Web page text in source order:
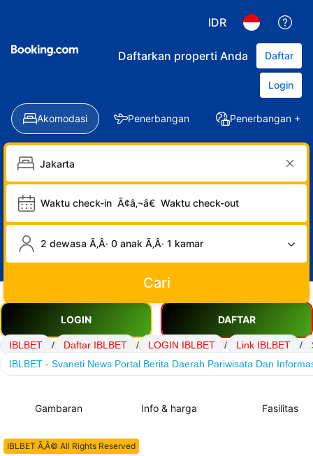
IDR
Daftarkan properti Anda Daftar
Login
Akomodasi Penerbangan Penerbangan +
Waktu check-in Ã¢â‚¬â€ Waktu check-out
2 dewasa Ã‚Â· 0 anak Ã‚Â· 1 kamar
Cari
LOGIN DAFTAR
IBLBET / Daftar IBLBET / LOGIN IBLBET / Link IBLBET /
IBLBET - Svaneti News Portal Berita Daerah Pariwisata Dan
Gambaran Info & harga Fasilitas
IBLBET Ã‚Â© All Rights Reserved